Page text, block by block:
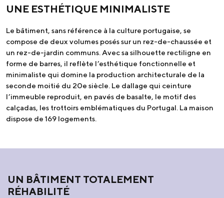
UNE ESTHÉTIQUE MINIMALISTE
Le bâtiment, sans référence à la culture portugaise, se
compose de deux volumes posés sur un rez-de-chaussée et
un rez-de-jardin communs. Avec sa silhouette rectiligne en
forme de barres, il reflète l’esthétique fonctionnelle et
minimaliste qui domine la production architecturale de la
seconde moitié du 20e siècle. Le dallage qui ceinture
l’immeuble reproduit, en pavés de basalte, le motif des
calçadas, les trottoirs emblématiques du Portugal. La maison
dispose de 169 logements.
UN BÂTIMENT TOTALEMENT
RÉHABILITÉ